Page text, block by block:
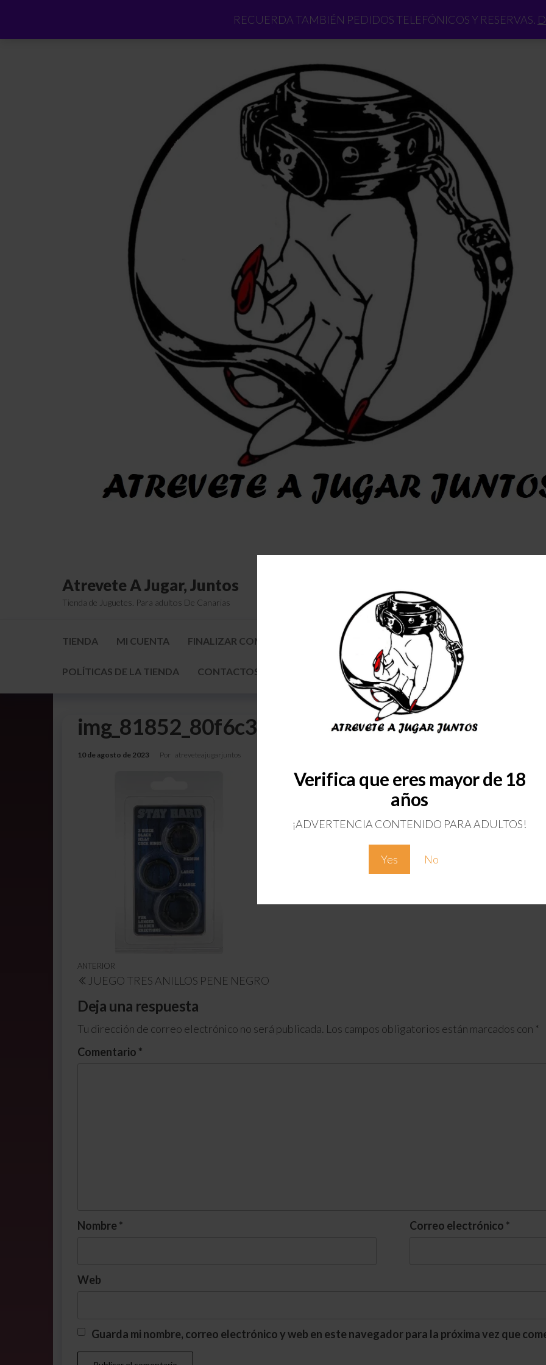
Verifica que eres mayor de 18
años
¡ADVERTENCIA CONTENIDO PARA ADULTOS!
Yes No
RECUERDA TAMBIÉN PEDIDOS TELEFÓNICOS Y RESERVAS.
Atrevete A Jugar, Juntos
Tienda de Juguetes. Para adultos De Canarias
TIENDA MI CUENTA FINALIZAR COMPRA QUIENES SOMOS COLABORADORES
POLÍTICAS DE LA TIENDA CONTACTOS Y CONSULTAS SERVICIOS
10 de agosto de 2023 Por atreveteajugarjuntos
ANTERIOR
JUEGO TRES ANILLOS PENE NEGRO
Deja una respuesta
Tu dirección de correo electrónico no será publicada. Los campos obligatorios están marcados con *
Comentario *
Nombre * Correo electrónico *
Web
Guarda mi nombre, correo electrónico y web en este navegador para la próxima vez que